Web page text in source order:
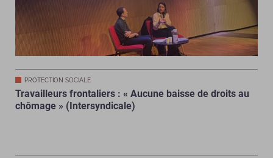
PROTECTION SOCIALE
Travailleurs frontaliers : « Aucune baisse de droits au
chômage » (Intersyndicale)